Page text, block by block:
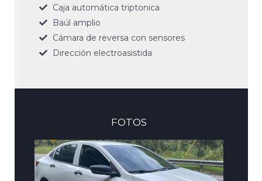
Caja automática triptonica
Baúl amplio
Cámara de reversa con sensores
Dirección electroasistida
FOTOS